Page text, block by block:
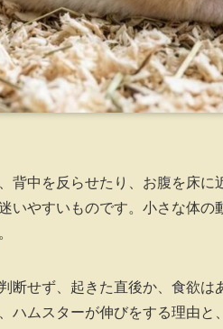
背中を反らせたり、お腹を床
いやすいものです。小さな体
断せず、起きた直後か、食欲
ハムスターが伸びをする理由